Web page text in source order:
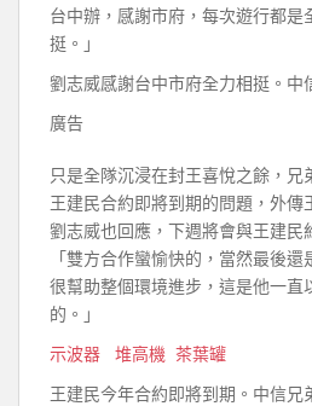
台中辦，感謝市府，每次遊行都是
挺。」
劉志威感謝台中市府全力相挺。中
廣告
只是全隊沉浸在封王喜悅之餘，
王建民合約即將到期的問題，外傳
劉志威也回應，下週將會與王建民
「雙方合作蠻愉快的，當然最後
很幫助整個環境進步，這是他一直
的。」
示波器
堆高機 茶葉罐
王建民今年合約即將到期。中信兄